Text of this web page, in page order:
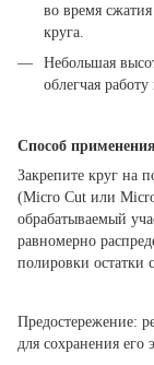
во время
круга.
Небольшая
облегчая
Способ применения
Закрепите круг на
(Micro Cut или
обрабатываемый
равномерно
полировки остатки
Предостережение:
для сохранения его